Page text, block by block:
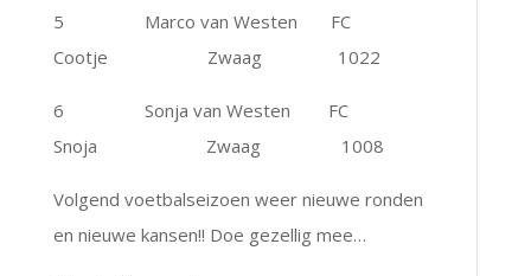
5 Marco van Westen FC
Cootje Zwaag 1022
6 Sonja van Westen FC
Snoja Zwaag 1008
Volgend voetbalseizoen weer nieuwe ronden
en nieuwe kansen!! Doe gezellig mee…